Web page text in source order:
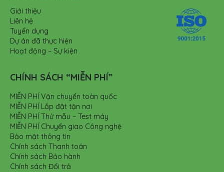
Giới thiệu
Liên hệ
Tuyển dụng
Dự án đã thực hiện
Hoạt động – Sự kiện
CHÍNH SÁCH “MIỄN PHÍ”
MIỄN PHÍ Vận chuyển toàn quốc
MIỄN PHÍ Lắp đặt tận nơi
MIỄN PHÍ Thử mẫu – Test máy
MIỄN PHÍ Chuyển giao Công nghệ
Bảo mật thông tin
Chính sách Thanh toán
Chính sách Bảo hành
Chính sách Đổi trả